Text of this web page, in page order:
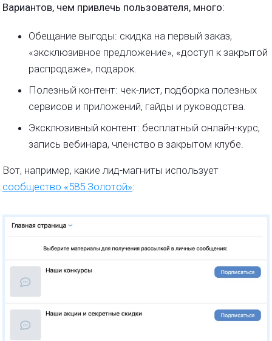
Вариантов, чем привлечь пользователя, много:
Обещание выгоды: скидка на первый заказ,
«эксклюзивное предложение», «доступ к закрытой
распродаже», подарок.
Полезный контент: чек-лист, подборка полезных
сервисов и приложений, гайды и руководства.
Эксклюзивный контент: бесплатный онлайн-курс,
запись вебинара, членство в закрытом клубе.
Вот, например, какие лид-магниты использует
сообщество «585 Золотой»: